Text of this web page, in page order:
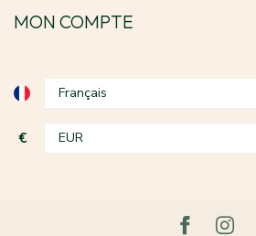
MON COMPTE
€